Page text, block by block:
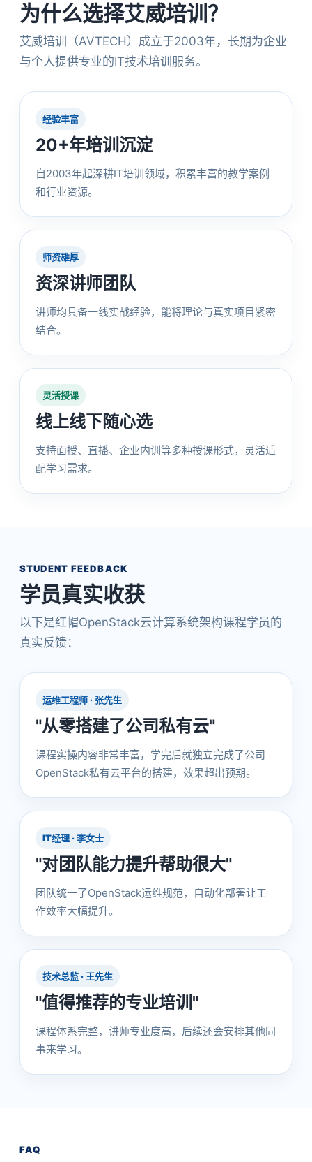
为什么选择艾威培训？
艾威培训（AVTECH）成立于2003年，长期为企业
与个人提供专业的IT技术培训服务。
经验丰富
20+年培训沉淀
自2003年起深耕IT培训领域，积累丰富的教学案例
和行业资源。
师资雄厚
资深讲师团队
讲师均具备一线实战经验，能将理论与真实项目紧密
结合。
灵活授课
线上线下随心选
支持面授、直播、企业内训等多种授课形式，灵活适
配学习需求。
STUDENT FEEDBACK
学员真实收获
以下是红帽OpenStack云计算系统架构课程学员的
真实反馈：
运维工程师 · 张先生
"从零搭建了公司私有云"
课程实操内容非常丰富，学完后就独立完成了公司
OpenStack私有云平台的搭建，效果超出预期。
IT经理 · 李女士
"对团队能力提升帮助很大"
团队统一了OpenStack运维规范，自动化部署让工
作效率大幅提升。
技术总监 · 王先生
"值得推荐的专业培训"
课程体系完整，讲师专业度高，后续还会安排其他同
事来学习。
FAQ